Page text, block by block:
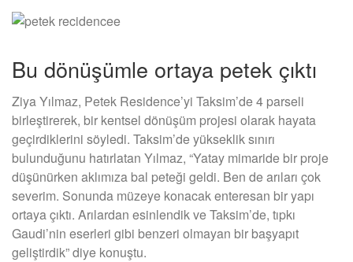
Bu dönüşümle ortaya petek çıktı
Ziya Yılmaz, Petek Residence’yi Taksim’de 4 parseli
birleştirerek, bir kentsel dönüşüm projesi olarak hayata
geçirdiklerini söyledi. Taksim’de yükseklik sınırı
bulunduğunu hatırlatan Yılmaz, “Yatay mimaride bir proje
düşünürken aklımıza bal peteği geldi. Ben de arıları çok
severim. Sonunda müzeye konacak enteresan bir yapı
ortaya çıktı. Arılardan esinlendik ve Taksim’de, tıpkı
Gaudi’nin eserleri gibi benzeri olmayan bir başyapıt
geliştirdik” diye konuştu.